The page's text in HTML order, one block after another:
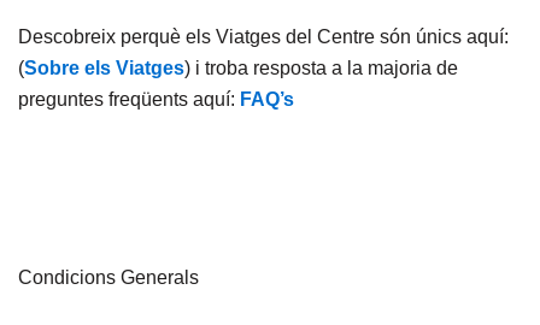
Descobreix perquè els Viatges del Centre són únics aquí:
(Sobre els Viatges) i troba resposta a la majoria de
preguntes freqüents aquí: FAQ’s
Condicions Generals